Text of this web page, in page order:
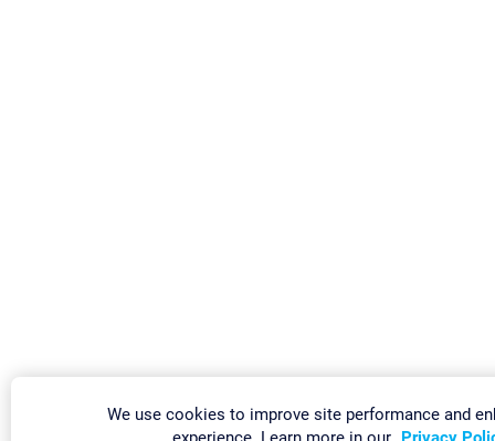
We use cookies to improve site performance and